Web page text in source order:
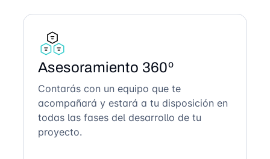
Asesoramiento 360º
Contarás con un equipo que te
acompañará y estará a tu disposición en
todas las fases del desarrollo de tu
proyecto.